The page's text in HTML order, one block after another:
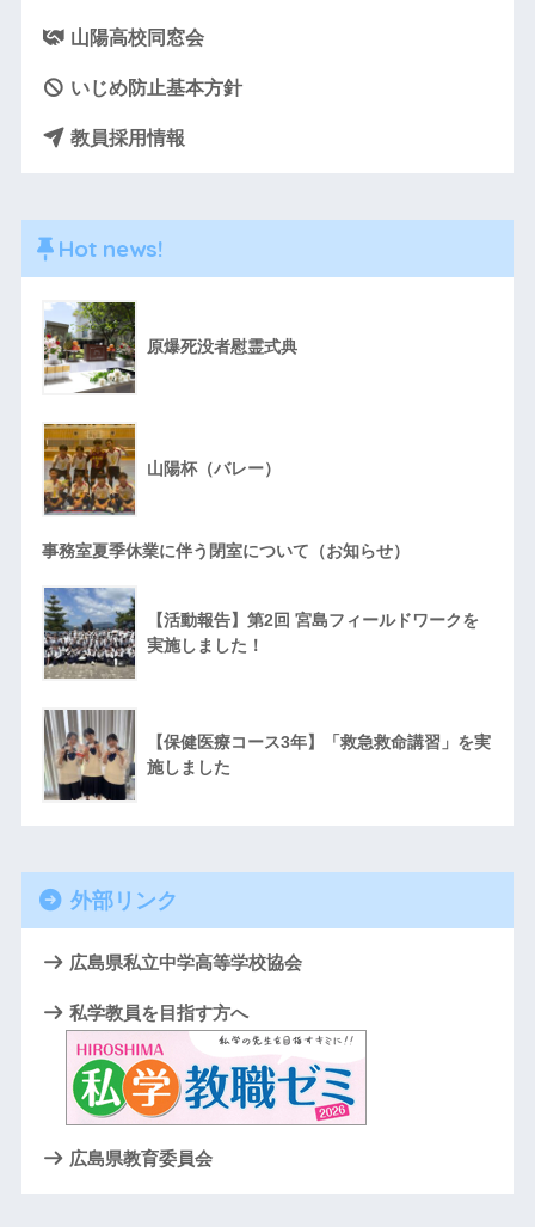
山陽高校同窓会
いじめ防止基本方針
教員採用情報
Hot news!
原爆死没者慰霊式典
山陽杯（バレー）
事務室夏季休業に伴う閉室について（お知らせ）
【活動報告】第2回 宮島フィールドワークを
実施しました！
【保健医療コース3年】「救急救命講習」を実
施しました
外部リンク
広島県私立中学高等学校協会
私学教員を目指す方へ
広島県教育委員会